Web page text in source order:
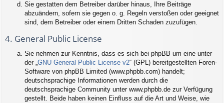
Sie gestatten dem Betreiber darüber hinaus, Ihre Beiträge
abzuändern, sofern sie gegen o. g. Regeln verstoßen oder geeignet
sind, dem Betreiber oder einem Dritten Schaden zuzufügen.
4. General Public License
Sie nehmen zur Kenntnis, dass es sich bei phpBB um eine unter
der „GNU General Public License v2“ (GPL) bereitgestellten Foren-
Software von phpBB Limited (www.phpbb.com) handelt;
deutschsprachige Informationen werden durch die
deutschsprachige Community unter www.phpbb.de zur Verfügung
gestellt. Beide haben keinen Einfluss auf die Art und Weise, wie